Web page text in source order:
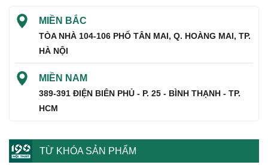
MIỀN BẮC
TÒA NHÀ 104-106 PHỐ TÂN MAI, Q. HOÀNG MAI, TP.
HÀ NỘI
MIỀN NAM
389-391 ĐIỆN BIÊN PHỦ - P. 25 - BÌNH THẠNH - TP.
HCM
TỪ KHÓA SẢN PHẨM